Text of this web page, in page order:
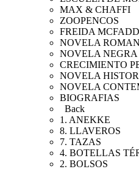
MAX & CHAFFI
ZOOPENCOS
FREIDA
NOVELA
NOVELA NEGRA
CRECIMIENTO
NOVELA
NOVELA
BIOGRAFIAS
Back
1. ANEKKE
8. LLAVEROS
7. TAZAS
4. BOTELLAS
2. BOLSOS